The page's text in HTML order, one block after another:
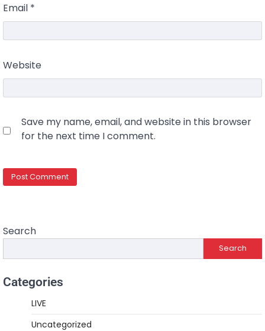
Email *
Website
Save my name, email, and website in this browser
for the next time I comment.
Search
Search
Categories
LIVE
Uncategorized